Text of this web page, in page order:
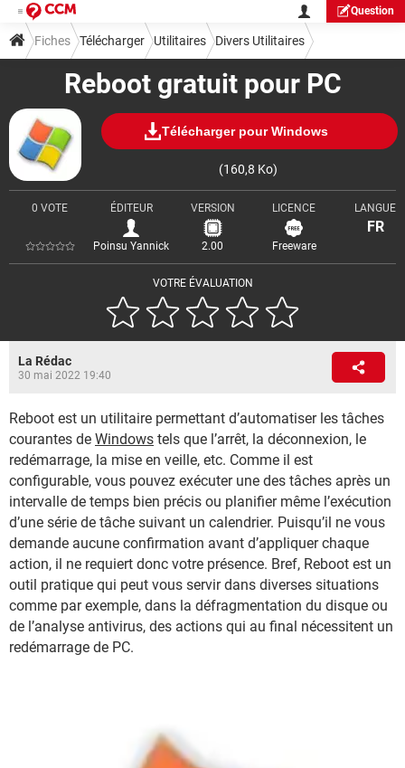
Question
Reboot gratuit pour PC
Télécharger pour Windows
(160,8 Ko)
VOTRE ÉVALUATION
0 VOTE ÉDITEUR
Poinsu Yannick
VERSION
2.00
LICENCE
Freeware
LANGUE
FR
Fiches Télécharger Utilitaires Divers Utilitaires
La Rédac
30 mai 2022 19:40
Reboot est un utilitaire permettant d’automatiser les tâches
courantes de Windows tels que l’arrêt, la déconnexion, le
redémarrage, la mise en veille, etc. Comme il est
configurable, vous pouvez exécuter une des tâches après un
intervalle de temps bien précis ou planifier même l’exécution
d’une série de tâche suivant un calendrier. Puisqu’il ne vous
demande aucune confirmation avant d’appliquer chaque
action, il ne requiert donc votre présence. Bref, Reboot est un
outil pratique qui peut vous servir dans diverses situations
comme par exemple, dans la défragmentation du disque ou
de l’analyse antivirus, des actions qui au final nécessitent un
redémarrage de PC.